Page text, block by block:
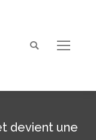
Search:
devient une